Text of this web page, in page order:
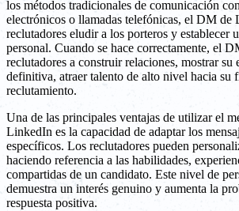
los métodos tradicionales de comunicación
electrónicos o llamadas telefónicas, el DM de
reclutadores eludir a los porteros y establecer
personal. Cuando se hace correctamente, el
reclutadores a construir relaciones, mostrar su
definitiva, atraer talento de alto nivel hacia su
reclutamiento.
Una de las principales ventajas de utilizar el
LinkedIn es la capacidad de adaptar los
específicos. Los reclutadores pueden
haciendo referencia a las habilidades,
compartidas de un candidato. Este nivel de
demuestra un interés genuino y aumenta la
respuesta positiva.